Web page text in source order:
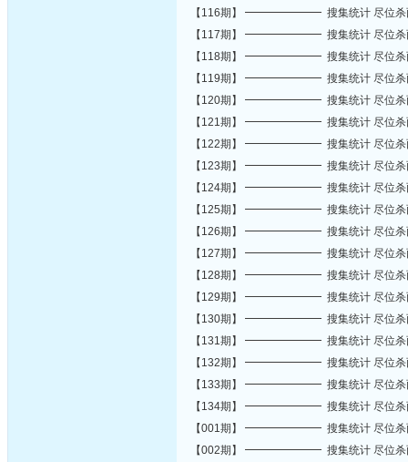
【116期】 ━━━━━━━ 搜集统计 尽
【117期】 ━━━━━━━ 搜集统计 尽
【118期】 ━━━━━━━ 搜集统计 尽
【119期】 ━━━━━━━ 搜集统计 尽
【120期】 ━━━━━━━ 搜集统计 尽
【121期】 ━━━━━━━ 搜集统计 尽
【122期】 ━━━━━━━ 搜集统计 尽
【123期】 ━━━━━━━ 搜集统计 尽
【124期】 ━━━━━━━ 搜集统计 尽
【125期】 ━━━━━━━ 搜集统计 尽
【126期】 ━━━━━━━ 搜集统计 尽
【127期】 ━━━━━━━ 搜集统计 尽
【128期】 ━━━━━━━ 搜集统计 尽
【129期】 ━━━━━━━ 搜集统计 尽
【130期】 ━━━━━━━ 搜集统计 尽
【131期】 ━━━━━━━ 搜集统计 尽
【132期】 ━━━━━━━ 搜集统计 尽
【133期】 ━━━━━━━ 搜集统计 尽
【134期】 ━━━━━━━ 搜集统计 尽
【001期】 ━━━━━━━ 搜集统计 尽
【002期】 ━━━━━━━ 搜集统计 尽